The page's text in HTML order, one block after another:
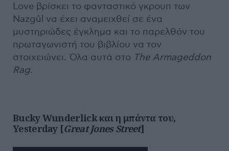
Love βρίσκει το φανταστικό γκρουπ των
Nazgûl να έχει αναμειχθεί σε ένα
μυστηριώδες έγκλημα και το παρελθόν του
πρωταγωνιστή του βιβλίου να τον
στοιχειώνει. Όλα αυτά στο The Armageddon
Rag.
Bucky Wunderlick καιη μπάντατου,
Yesterday [Great Jones Street]